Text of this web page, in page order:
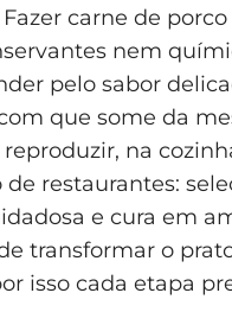
carne de porco
nem
pelo sabor
que some da
na
de restaurantes:
e cura em
transformar o
isso cada etapa